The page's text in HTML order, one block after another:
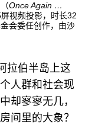
Once Again …
视频投影，时长32
会委任创作，由沙
拉伯半岛上这
人群和社会现
却寥寥无几，
间里的大象？